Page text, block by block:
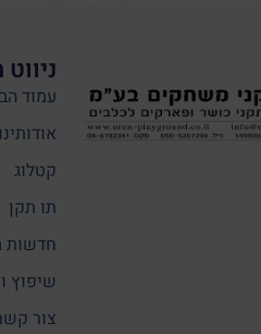
עמוד
אודותינו
קטלוג
תו תקן
שיפוץ
צור